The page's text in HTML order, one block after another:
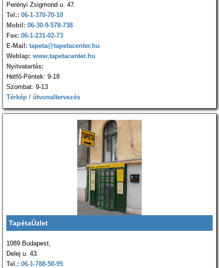
Perényi Zsigmond u. 47.
Tel.: 06-1-370-70-10
Mobil: 06-30-9-578-738
Fax: 06-1-231-02-73
E-Mail: tapeta@tapetacenter.hu
Weblap: www.tapetacenter.hu
Nyitvatartás:
Hétfő-Péntek: 9-18
Szombat: 9-13
Térkép / útvonaltervezés
TapétaÜzlet
1089 Budapest,
Delej u. 43.
Tel.: 06-1-788-50-95